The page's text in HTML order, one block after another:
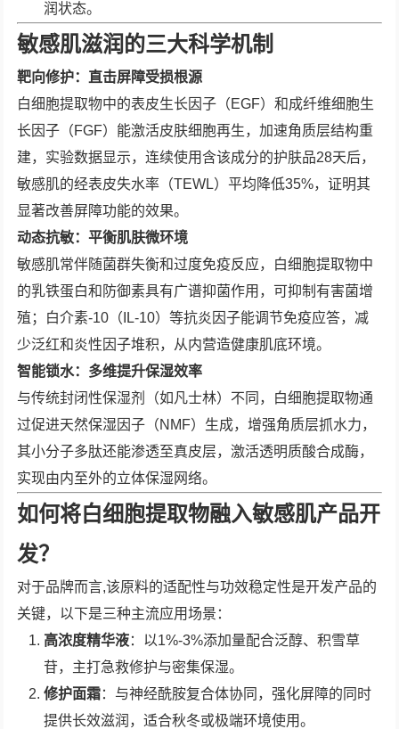
润状态。
敏感肌滋润的三大科学机制
靶向修护：直击屏障受损根源
白细胞提取物中的表皮生长因子（EGF）和成纤维细胞生
长因子（FGF）能激活皮肤细胞再生，加速角质层结构重
建，实验数据显示，连续使用含该成分的护肤品28天后，
敏感肌的经表皮失水率（TEWL）平均降低35%，证明其
显著改善屏障功能的效果。
动态抗敏：平衡肌肤微环境
敏感肌常伴随菌群失衡和过度免疫反应，白细胞提取物中
的乳铁蛋白和防御素具有广谱抑菌作用，可抑制有害菌增
殖；白介素-10（IL-10）等抗炎因子能调节免疫应答，减
少泛红和炎性因子堆积，从内营造健康肌底环境。
智能锁水：多维提升保湿效率
与传统封闭性保湿剂（如凡士林）不同，白细胞提取物通
过促进天然保湿因子（NMF）生成，增强角质层抓水力，
其小分子多肽还能渗透至真皮层，激活透明质酸合成酶，
实现由内至外的立体保湿网络。
如何将白细胞提取物融入敏感肌产品开
发？
对于品牌而言,该原料的适配性与功效稳定性是开发产品的
关键，以下是三种主流应用场景：
高浓度精华液：以1%-3%添加量配合泛醇、积雪草
苷，主打急救修护与密集保湿。
修护面霜：与神经酰胺复合体协同，强化屏障的同时
提供长效滋润，适合秋冬或极端环境使用。